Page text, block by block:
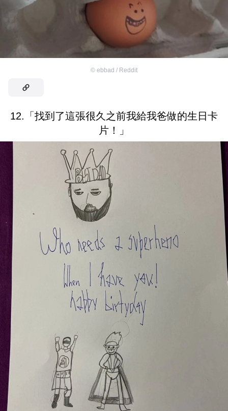
© ebbad / Reddit
12.「找到了這張很久之前我給我爸做的生日卡
片！」